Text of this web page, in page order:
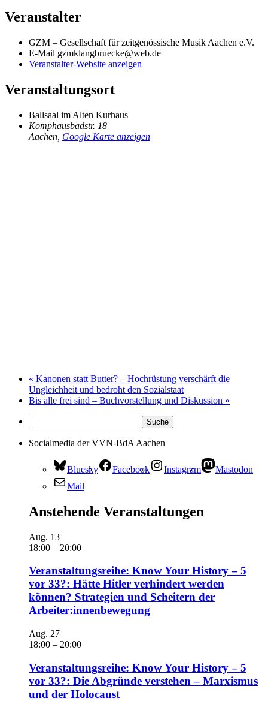
Veranstalter
GZM – Gesellschaft für zeitgenössische Musik Aachen e.V.
E-Mail gzmklangbruecke@web.de
Veranstalter-Website anzeigen
Veranstaltungsort
Ballsaal im Alten Kurhaus
Komphausbadstr. 18
Aachen Google Karte anzeigen
« Kanonen statt Butter? – Hochrüstung verschärft die
Ungleichheit und bedroht den Sozialstaat
Bis alle frei sind – Buchvorstellung und Diskussion »
Socialmedia der VVN-BdA Aachen
Bluesky Facebook Instagram
Mastodon
Mail
Anstehende Veranstaltungen
Aug. 13
18:00 – 20:00
Veranstaltungsreihe: Know Your History – 5
vor 33?: Hätte Hitler verhindert werden
können? Strategien und Scheitern der
Arbeiter:innenbewegung
Aug. 27
18:00 – 20:00
Veranstaltungsreihe: Know Your History – 5
vor 33?: Die Abgründe verstehen – Marxismus
und der Holocaust